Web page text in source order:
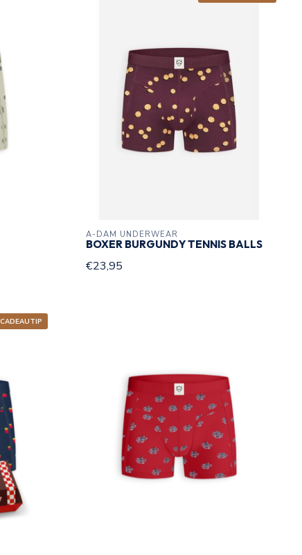
A-DAM UNDERWEAR
BOXER BURGUNDY TENNIS BALLS
€23,95
CADEAUTIP